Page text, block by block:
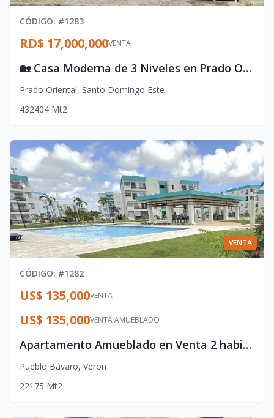
CÓDIGO: #1283
VENTA
RD$ 17,000,000
🏡 Casa Moderna de 3 Niveles en Prado Oriental con Terminaciones de Lujo
Prado Oriental, Santo Domingo Este
432404 Mt2
VENTA
CÓDIGO: #1282
VENTA
US$ 135,000
VENTA AMUEBLADO
US$ 135,000
Apartamento Amueblado en Venta 2 habitaciones, Punta Cana
Pueblo Bávaro, Veron
221 75 Mt2